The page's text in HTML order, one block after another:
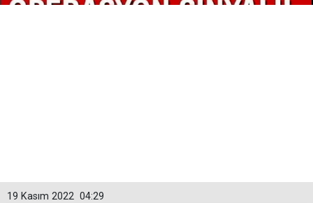
04:29
19 Kasım 2022